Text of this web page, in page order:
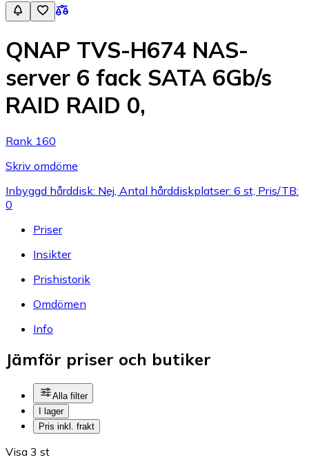
QNAP TVS-H674 NAS-
server 6 fack SATA 6Gb/s
RAID RAID 0,
Rank 160
Skriv omdöme
Inbyggd hårddisk: Nej, Antal hårddiskplatser: 6 st, Pris/TB:
0
Priser
Insikter
Prishistorik
Omdömen
Info
Jämför priser och butiker
Alla filter
I lager
Pris inkl. frakt
Visa 3 st